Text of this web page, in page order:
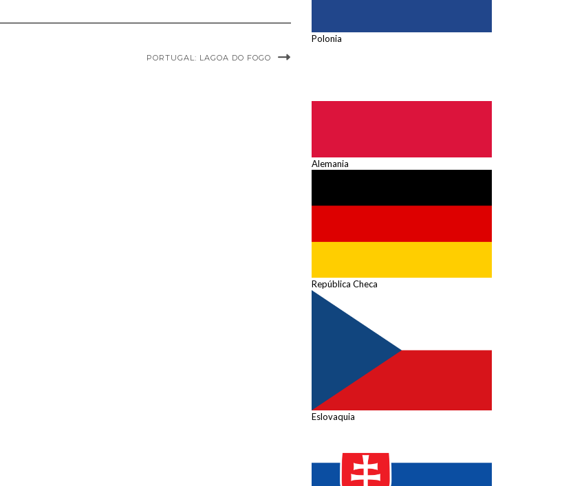
PORTUGAL: LAGOA DO FOGO
Polonia
Alemania
República Checa
Eslovaquia